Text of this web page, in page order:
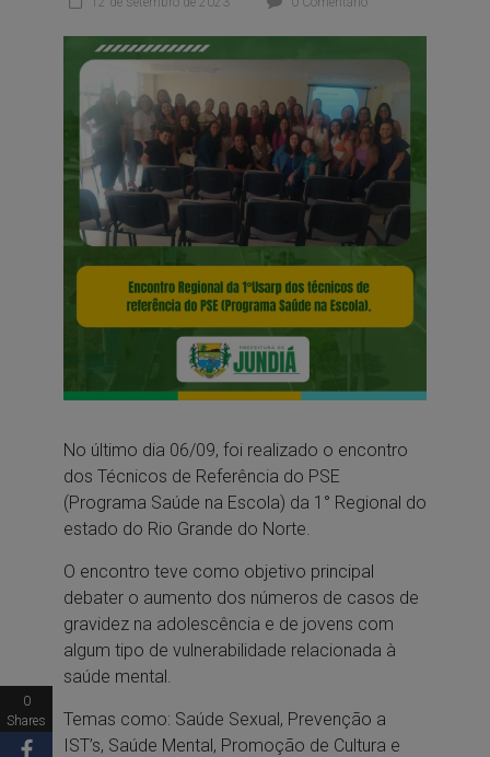
No último dia 06/09, foi realizado o encontro
dos Técnicos de Referência do PSE
(Programa Saúde na Escola) da 1° Regional do
estado do Rio Grande do Norte.
O encontro teve como objetivo principal
debater o aumento dos números de casos de
gravidez na adolescência e de jovens com
algum tipo de vulnerabilidade relacionada à
saúde mental.
Temas como: Saúde Sexual, Prevenção a
IST’s, Saúde Mental, Promoção de Cultura e
0
Shares